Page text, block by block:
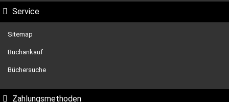
Service
Sitemap
Buchankauf
Büchersuche
Zahlungsmethoden